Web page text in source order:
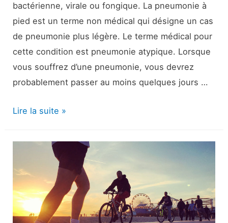
bactérienne, virale ou fongique. La pneumonie à
pied est un terme non médical qui désigne un cas
de pneumonie plus légère. Le terme médical pour
cette condition est pneumonie atypique. Lorsque
vous souffrez d’une pneumonie, vous devrez
probablement passer au moins quelques jours …
Pneumonie
pied
pneumonie
Symptômes,
traitement,
Lire la suite »